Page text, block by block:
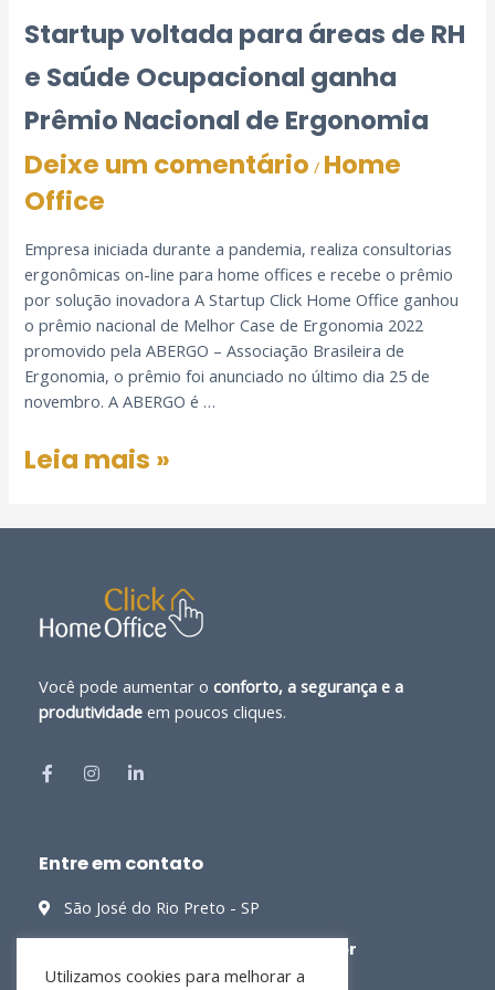
Startup voltada para áreas de RH
e Saúde Ocupacional ganha
Prêmio Nacional de Ergonomia
Deixe um comentário / Home
Office
Empresa iniciada durante a pandemia, realiza consultorias
ergonômicas on-line para home offices e recebe o prêmio
por solução inovadora A Startup Click Home Office ganhou
o prêmio nacional de Melhor Case de Ergonomia 2022
promovido pela ABERGO – Associação Brasileira de
Ergonomia, o prêmio foi anunciado no último dia 25 de
novembro. A ABERGO é …
Leia mais »
Você pode aumentar o conforto, a segurança e a
produtividade em poucos cliques.
Entre em contato
São José do Rio Preto - SP
contato@clickhomeoffice.com.br
Utilizamos cookies para melhorar a